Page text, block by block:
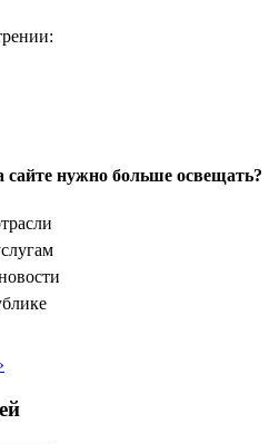
нужно больше освещать?